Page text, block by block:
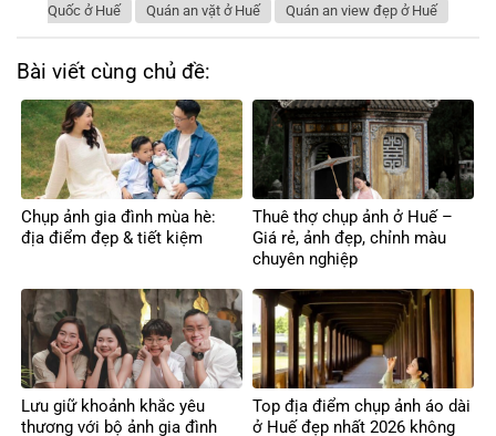
Quốc ở Huế Quán an vặt ở Huế Quán an view đẹp ở Huế
Bài viết cùng chủ đề:
Chụp ảnh gia đình mùa hè:
địa điểm đẹp & tiết kiệm
Thuê thợ chụp ảnh ở Huế –
Giá rẻ, ảnh đẹp, chỉnh màu
chuyên nghiệp
Lưu giữ khoảnh khắc yêu
thương với bộ ảnh gia đình
Top địa điểm chụp ảnh áo dài
ở Huế đẹp nhất 2026 không